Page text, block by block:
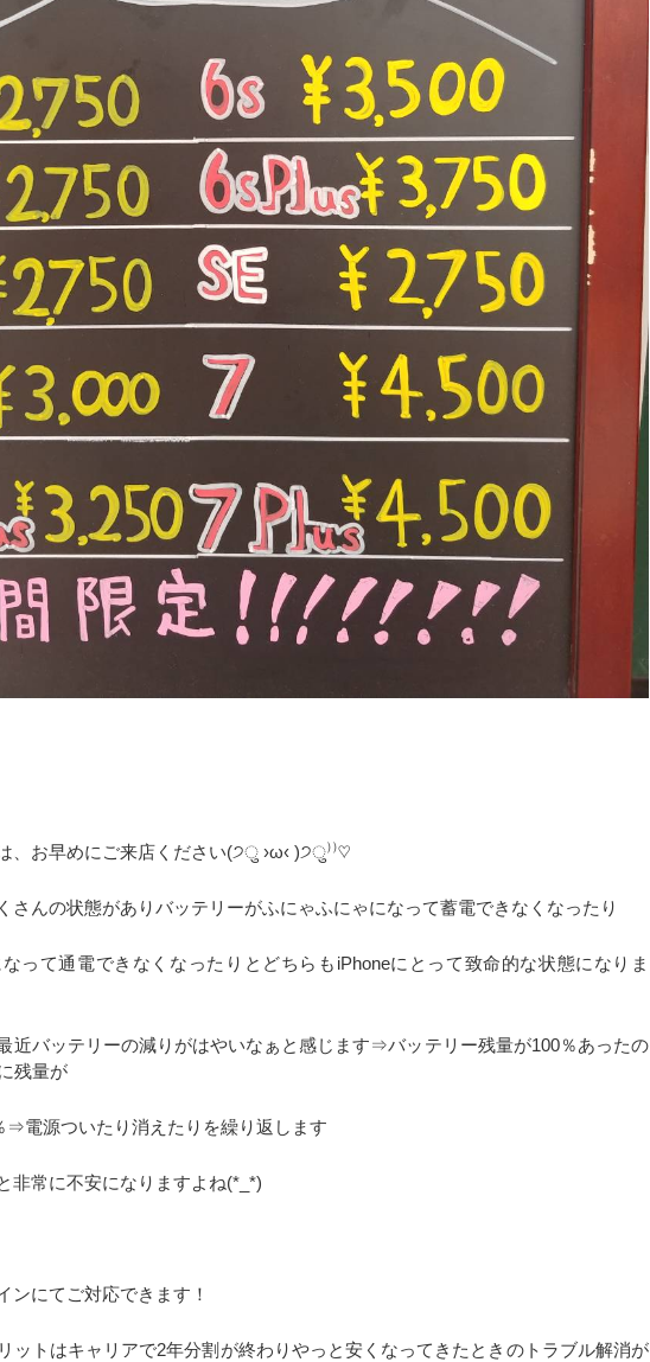
、お早めにご来店ください(੭ु ›ω‹ )੭ु⁾⁾♡
さんの状態がありバッテリーがふにゃふにゃになって蓄電できなくなったり
って通電できなくなったりとどちらもiPhoneにとって致命的な状態になりま
近バッテリーの減りがはやいなぁと感じます⇒バッテリー残量が100％あったの
残量が
⇒電源ついたり消えたりを繰り返します
非常に不安になりますよね(*_*)
ンにてご対応できます！
ットはキャリアで2年分割が終わりやっと安くなってきたときのトラブル解消が